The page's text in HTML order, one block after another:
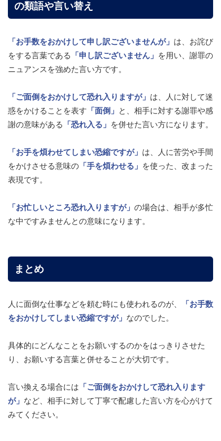
の類語や言い替え
「お手数をおかけして申し訳ございませんが」 は、お詫び
をする言葉である
「申し訳ございません」
を用い、謝罪の
ニュアンスを強めた言い方です。
「ご面倒をおかけして恐れ入りますが」 は、人に対して迷
惑をかけることを表す 「面倒」
と、相手に対する謝罪や感
謝の意味がある
「恐れ入る」 を併せた言い方になります。
「お手を煩わせてしまい恐縮ですが」 は、人に苦労や手間
をかけさせる意味の 「手を煩わせる」
を使った、改まった
表現です。
「お忙しいところ恐れ入りますが」 の場合は、相手が多忙
な中ですみませんとの意味になります。
まとめ
人に面倒な仕事などを頼む時にも使われるのが、
「お手数
をおかけしてしまい恐縮ですが」 なのでした。
具体的にどんなことをお願いするのかをはっきりさせた
り、お願いする言葉と併せることが大切です。
言い換える場合には 「ご面倒をおかけして恐れ入ります
が」 など、相手に対して丁寧で配慮した言い方を心がけて
みてください。